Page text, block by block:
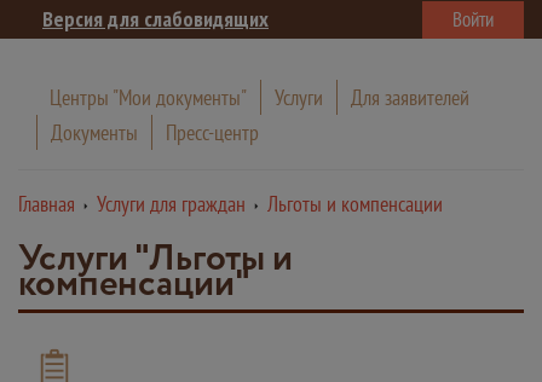
Версия для слабовидящих Войти
Центры "Мои документы" Услуги
Для заявителей
Документы
Пресс-центр
Главная Услуги для граждан Льготы и компенсации
Услуги "Льготы и
компенсации"